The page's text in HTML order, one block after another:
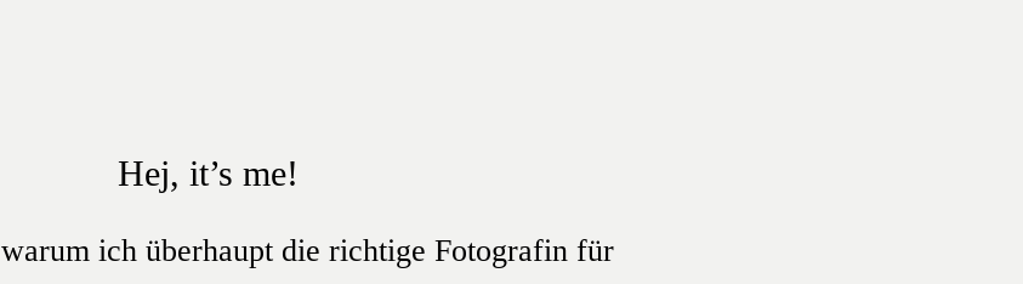
Hej, it’s me!
ich überhaupt die richtige Fotografin für